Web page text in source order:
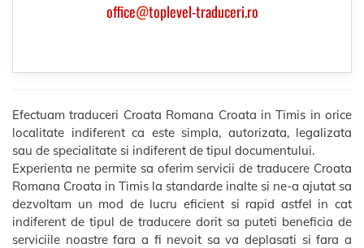
office@toplevel-traduceri.ro
Efectuam traduceri Croata Romana Croata in Timis in orice
localitate indiferent ca este simpla, autorizata, legalizata
sau de specialitate si indiferent de tipul documentului.
Experienta ne permite sa oferim servicii de traducere Croata
Romana Croata in Timis la standarde inalte si ne-a ajutat sa
dezvoltam un mod de lucru eficient si rapid astfel in cat
indiferent de tipul de traducere dorit sa puteti beneficia de
serviciile noastre fara a fi nevoit sa va deplasati si fara a